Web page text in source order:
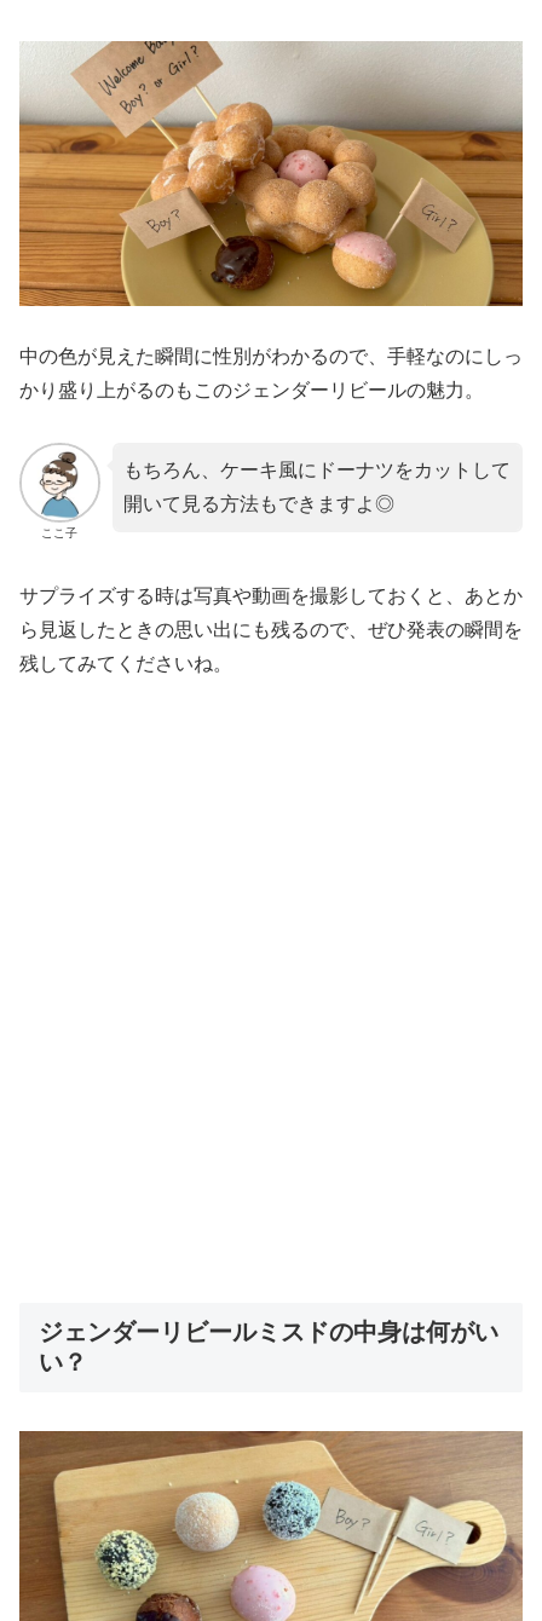
中の色が見えた瞬間に性別がわかるので、手軽なのにしっ
かり盛り上がるのもこのジェンダーリビールの魅力。
ここ子
もちろん、ケーキ風にドーナツをカットして
開いて見る方法もできますよ◎
サプライズする時は写真や動画を撮影しておくと、あとか
ら見返したときの思い出にも残るので、ぜひ発表の瞬間を
残してみてくださいね。
ジェンダーリビールミスドの中身は何がい
い？